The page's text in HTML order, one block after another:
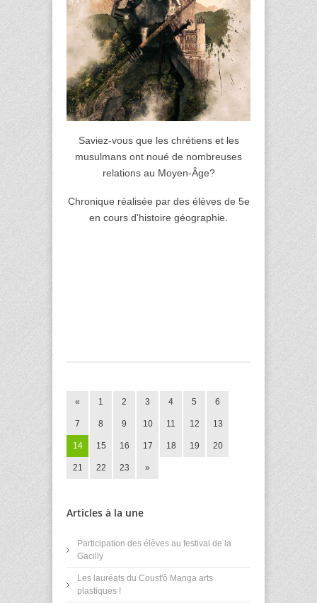
Saviez-vous que les chrétiens et les
musulmans ont noué de nombreuses
relations au Moyen-Âge?
Chronique réalisée par des élèves de 5e
en cours d'histoire géographie.
« 1 2 3 4 5 6
7 8 9 10 11 12 13
14 15 16 17 18 19 20
21 22 23 »
Articles à la une
Participation des élèves au festival de la
Gacilly
Les lauréats du Coust'ô Manga arts
plastiques !